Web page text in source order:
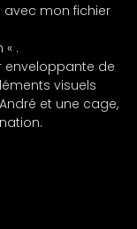
avec mon fichier
.
enveloppante de
visuels
et une cage,